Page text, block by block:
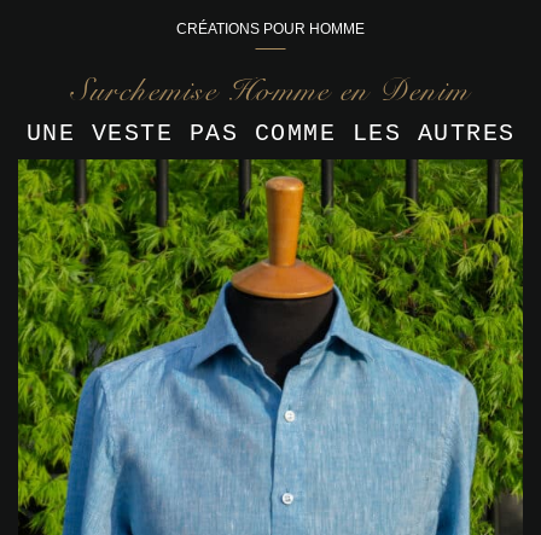
CRÉATIONS POUR HOMME
Surchemise Homme en Denim
UNE VESTE PAS COMME LES AUTRES